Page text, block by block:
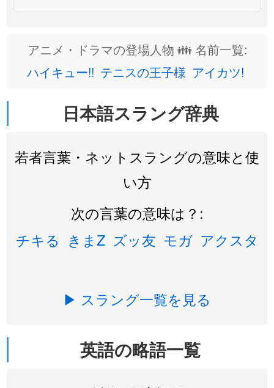
アニメ・ドラマの登場人物 👪 名前一覧:
ハイキュー!! テニスの王子様 アイカツ!
日本語スラング辞典
若者言葉・ネットスラングの意味と使
い方
次の言葉の意味は？:
チキる きまZ ズッ友 モガ アクスタ
▶ スラング一覧を見る
英語の略語一覧